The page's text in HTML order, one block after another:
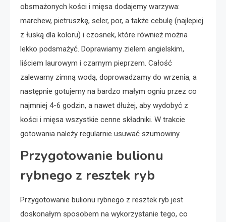
obsmażonych kości i mięsa dodajemy warzywa:
marchew, pietruszkę, seler, por, a także cebulę (najlepiej
z łuską dla koloru) i czosnek, które również można
lekko podsmażyć. Doprawiamy zielem angielskim,
liściem laurowym i czarnym pieprzem. Całość
zalewamy zimną wodą, doprowadzamy do wrzenia, a
następnie gotujemy na bardzo małym ogniu przez co
najmniej 4-6 godzin, a nawet dłużej, aby wydobyć z
kości i mięsa wszystkie cenne składniki. W trakcie
gotowania należy regularnie usuwać szumowiny.
Przygotowanie bulionu
rybnego z resztek ryb
Przygotowanie bulionu rybnego z resztek ryb jest
doskonałym sposobem na wykorzystanie tego, co